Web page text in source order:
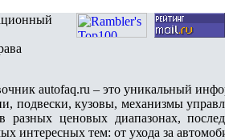
autofaq.ru – это уникальный
подвески, кузовы, механизмы
разных ценовых диапазонах,
интересных тем: от ухода за